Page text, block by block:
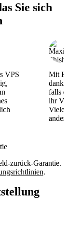
Sie sich
VPS
Mit
dank
falls
ihr
zurück-Garantie.
.